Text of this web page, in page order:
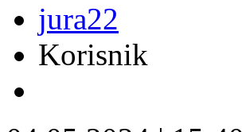
jura22
Korisnik